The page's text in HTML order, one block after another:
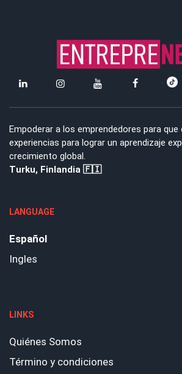
Empoderar a los emprendedores para
experiencias para lograr un aprendizaje
crecimiento global.
Turku, Finlandia 🇫🇮
LANGUAGE
Español
Ingles
LINKS
Quiénes Somos
Término y condiciones